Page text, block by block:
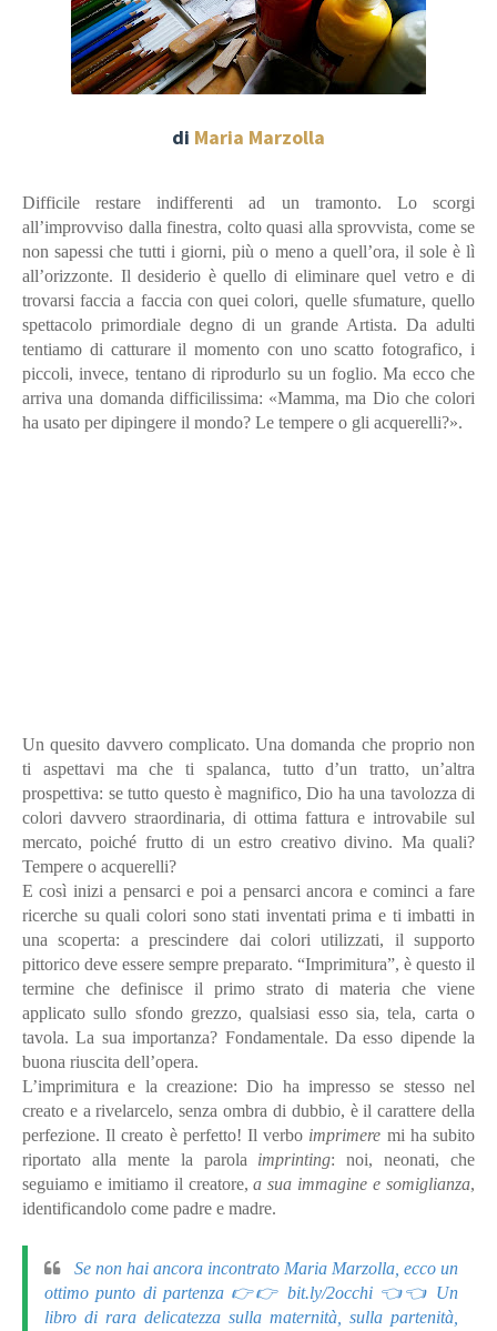
di Maria Marzolla
Difficile restare indifferenti ad un tramonto. Lo scorgi
all’improvviso dalla finestra, colto quasi alla sprovvista, come se
non sapessi che tutti i giorni, più o meno a quell’ora, il sole è lì
all’orizzonte. Il desiderio è quello di eliminare quel vetro e di
trovarsi faccia a faccia con quei colori, quelle sfumature, quello
spettacolo primordiale degno di un grande Artista. Da adulti
tentiamo di catturare il momento con uno scatto fotografico, i
piccoli, invece, tentano di riprodurlo su un foglio. Ma ecco che
arriva una domanda difficilissima: «Mamma, ma Dio che colori
ha usato per dipingere il mondo? Le tempere o gli acquerelli?».
Un quesito davvero complicato. Una domanda che proprio non
ti aspettavi ma che ti spalanca, tutto d’un tratto, un’altra
prospettiva: se tutto questo è magnifico, Dio ha una tavolozza di
colori davvero straordinaria, di ottima fattura e introvabile sul
mercato, poiché frutto di un estro creativo divino. Ma quali?
Tempere o acquerelli?
E così inizi a pensarci e poi a pensarci ancora e cominci a fare
ricerche su quali colori sono stati inventati prima e ti imbatti in
una scoperta: a prescindere dai colori utilizzati, il supporto
pittorico deve essere sempre preparato. “Imprimitura”, è questo il
termine che definisce il primo strato di materia che viene
applicato sullo sfondo grezzo, qualsiasi esso sia, tela, carta o
tavola. La sua importanza? Fondamentale. Da esso dipende la
buona riuscita dell’opera.
L’imprimitura e la creazione: Dio ha impresso se stesso nel
creato e a rivelarcelo, senza ombra di dubbio, è il carattere della
perfezione. Il creato è perfetto! Il verbo imprimere mi ha subito
riportato alla mente la parola imprinting: noi, neonati, che
seguiamo e imitiamo il creatore,a sua immagine e somiglianza,
identificandolo come padre e madre.
Se non hai ancora incontrato Maria Marzolla, ecco un
ottimo punto di partenza 👉👉 bit.ly/2occhi 👈👈 Un
libro di rara delicatezza sulla maternità, sulla partenità,